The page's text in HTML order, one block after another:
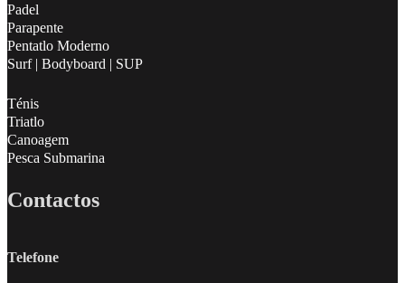
Padel
Parapente
Pentatlo Moderno
Surf | Bodyboard | SUP
Ténis
Triatlo
Canoagem
Pesca Submarina
Contactos
Telefone